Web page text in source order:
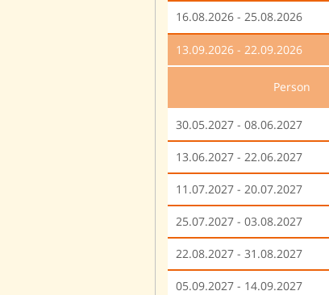
16.08.2026 - 25.08.2026
13.09.2026 - 22.09.2026
Person
30.05.2027 - 08.06.2027
13.06.2027 - 22.06.2027
11.07.2027 - 20.07.2027
25.07.2027 - 03.08.2027
22.08.2027 - 31.08.2027
05.09.2027 - 14.09.2027